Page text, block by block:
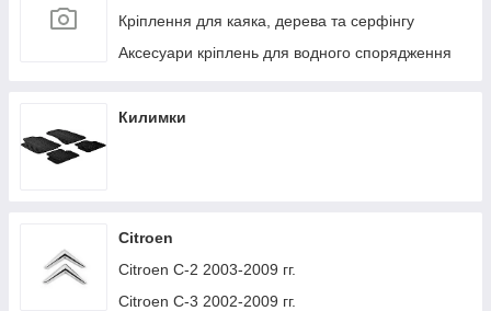
Кріплення для каяка, дерева та серфінгу
Аксесуари кріплень для водного спорядження
Килимки
Citroen
Citroen C-2 2003-2009 гг.
Citroen C-3 2002-2009 гг.